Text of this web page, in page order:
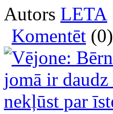
Autors LETA
Komentēt (0)